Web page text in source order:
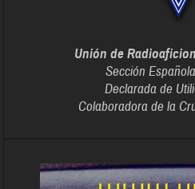
Unión de
Sección
Declarada de
Colaboradora de la